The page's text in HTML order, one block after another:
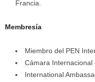
Francia.
Membresía
Miembro del PEN
Cámara Internacional
International